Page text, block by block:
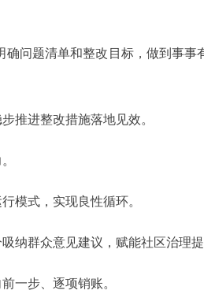
问题清单和整改目标，做到事事
推进整改措施落地见效。
模式，实现良性循环。
群众意见建议，赋能社区治理提
一步、逐项销账。